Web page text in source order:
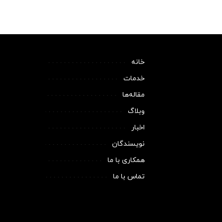
خانه
خدمات
مقاله‌ها
وبلاگ
اخبار
نویسندگان
همکاری با ما
تماس با ما